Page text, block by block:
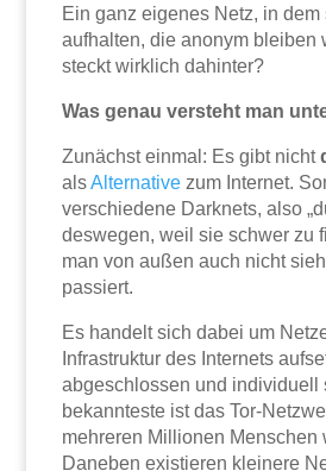
Ein ganz eigenes Netz, in
aufhalten, die anonym bleiben
steckt wirklich dahinter?
Was genau versteht man
Zunächst einmal: Es gibt nicht
alsAlternative zum Internet.
verschiedene Darknets, also
deswegen, weil sie schwer zu
man von außen auch nicht
passiert.
Es handelt sich dabei um
Infrastruktur des Internets
abgeschlossen und individuell
bekannteste ist das Tor-
mehreren Millionen Menschen
Daneben existieren kleinere